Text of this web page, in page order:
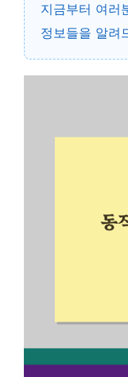
지금부터 여러
정보들을 알려